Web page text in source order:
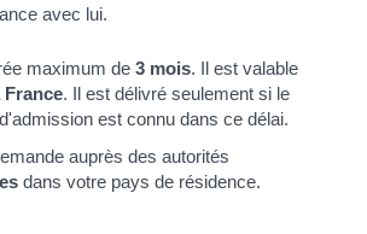
avec lui.
maximum de3 mois. Il est valable
. Il est délivré seulement si le
est connu dans ce délai.
auprès des autorités
dans votre pays de résidence.